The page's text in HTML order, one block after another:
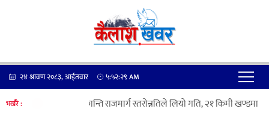
२४ श्रावण २०८३, आईतवार ५:५२:२९ AM
भर्खरै : कान्ति राजमार्ग स्तरोन्नतिले लियो गति, २१ किमी खण्डमा